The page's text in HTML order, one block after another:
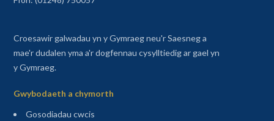
Croesawir galwadau yn y Gymraeg neu'r Saesneg a
mae'r dudalen yma a'r dogfennau cysylltiedig ar gael yn
y Gymraeg.
Gwybodaeth a chymorth
Gosodiadau cwcis